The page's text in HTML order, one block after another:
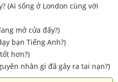
(Ai sống ở London cùng với
mở cửa đấy?)
bạn Tiếng Anh?)
hơn?)
nhân gì đã gây ra tai nạn?)